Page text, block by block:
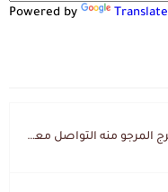
Powered by Translate
لمن له معلومات حول حسان فرج المرجو منه التواصل معي لقد اختفى تماما و كانت لي به علاقة تواصل خاصة